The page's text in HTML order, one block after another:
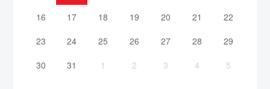
16
17 18 19 20 21
22
23
24 25 26 27 28
29
30
31 1 2 3 4 5